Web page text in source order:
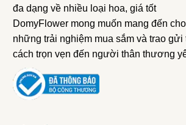
đa dạng về nhiều loại hoa, giá tốt
DomyFlower mong muốn mang đến
những trải nghiệm mua sắm và trao gửi
cách trọn vẹn đến người thân thương